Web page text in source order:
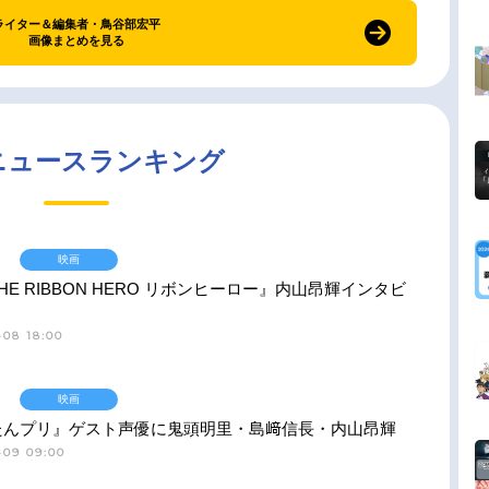
イター＆編集者・鳥谷部宏平
画像まとめを見る
ュースランキング
RIBBON HERO リボンヒーロー』内山昂輝インタビ
18:00
映画
プリ』ゲスト声優に鬼頭明里・島﨑信長・内山昂輝
09:00
映画